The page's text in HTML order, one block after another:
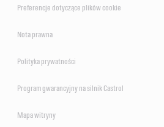
Preferencje dotyczące plików cookie
Nota prawna
Polityka prywatności
Program gwarancyjny na silnik Castrol
Mapa witryny